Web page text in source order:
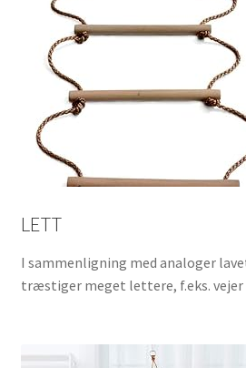
LETT
I sammenligning med analoger
træstiger meget lettere, f.eks. vejer